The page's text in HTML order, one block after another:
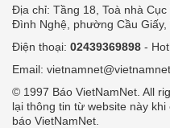
Địa chỉ: Tầng 18, Toà nhà
Đình Nghệ, phường Cầu Giấy,
Điện thoại: 02439369898 -
Email:
© 1997 Báo VietNamNet. All
lại thông tin từ website này
báo VietNamNet.